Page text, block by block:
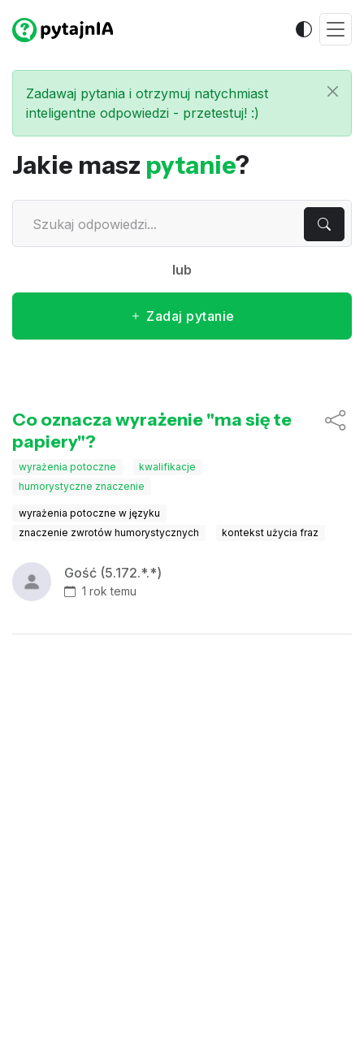
Zadawaj pytania i otrzymuj natychmiast
inteligentne odpowiedzi - przetestuj! :)
Jakie masz pytanie?
lub
Zadaj pytanie
Co oznacza wyrażenie "ma się te
papiery"?
wyrażenia potoczne
kwalifikacje
humorystyczne znaczenie
wyrażenia potoczne w języku
znaczenie zwrotów humorystycznych
kontekst użycia fraz
Gość (5.172.*.*)
1 rok temu